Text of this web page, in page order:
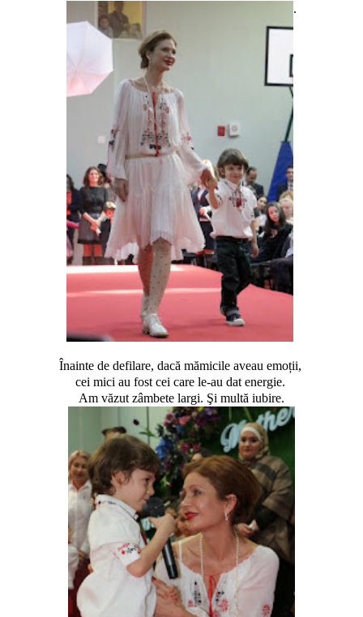
.
Înainte de defilare, dacă mămicile aveau emoții,
cei mici au fost cei care le-au dat energie.
Am văzut zâmbete largi. Şi multă iubire.